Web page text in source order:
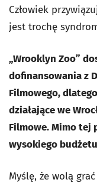
Człowiek
jest trochę
„Wrooklyn Zoo”
dofinansowania z
Filmowego,
działające we
Filmowe. Mimo tej
wysokiego
Myślę, że wolą